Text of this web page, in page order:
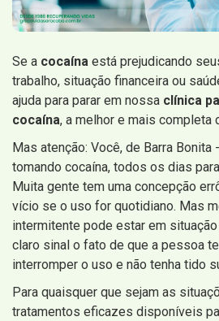
Se a cocaína está prejudicando
trabalho, situação financeira ou
ajuda para parar em nossa clínica
cocaína, a melhor e mais completa
Mas atenção: Você, de Barra Bonita
tomando cocaína, todos os dias
Muita gente tem uma concepção
vício se o uso for quotidiano. Mas
intermitente pode estar em
claro sinal o fato de que a pessoa
interromper o uso e não tenha tido
Para quaisquer que sejam as
tratamentos eficazes disponíveis